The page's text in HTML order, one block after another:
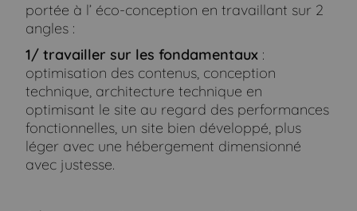
portée à l’ éco-conception en travaillant sur 2
angles :
1/ travailler sur les fondamentaux :
optimisation des contenus, conception
technique, architecture technique en
optimisant le site au regard des performances
fonctionnelles, un site bien développé, plus
léger avec une hébergement dimensionné
avec justesse.